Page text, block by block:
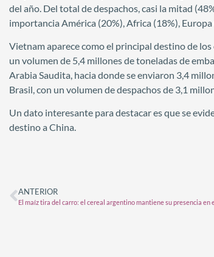
del año. Del total de despachos, casi la mitad
importancia América (20%), Africa (18%), Europa
Vietnam aparece como el principal destino de
un volumen de 5,4 millones de toneladas de
Arabia Saudita, hacia donde se enviaron 3,4
Brasil, con un volumen de despachos de 3,1
Un dato interesante para destacar es que se
destino a China.
ANTERIOR